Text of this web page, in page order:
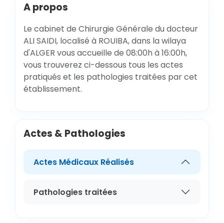
A propos
Le cabinet de Chirurgie Générale du docteur
ALI SAIDI, localisé à ROUIBA, dans la wilaya
d'ALGER vous accueille de 08:00h à 16:00h,
vous trouverez ci-dessous tous les actes
pratiqués et les pathologies traitées par cet
établissement.
Actes & Pathologies
Actes Médicaux Réalisés
Pathologies traitées